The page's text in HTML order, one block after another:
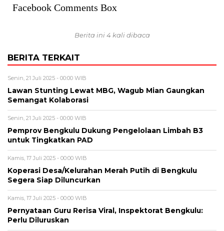
Facebook Comments Box
Berita ini 4 kali dibaca
BERITA TERKAIT
Senin, 21 Juli 2025 - 00:00 WIB
Lawan Stunting Lewat MBG, Wagub Mian Gaungkan
Semangat Kolaborasi
Senin, 21 Juli 2025 - 00:00 WIB
Pemprov Bengkulu Dukung Pengelolaan Limbah B3
untuk Tingkatkan PAD
Kamis, 17 Juli 2025 - 00:00 WIB
Koperasi Desa/Kelurahan Merah Putih di Bengkulu
Segera Siap Diluncurkan
Kamis, 17 Juli 2025 - 00:00 WIB
Pernyataan Guru Rerisa Viral, Inspektorat Bengkulu:
Perlu Diluruskan